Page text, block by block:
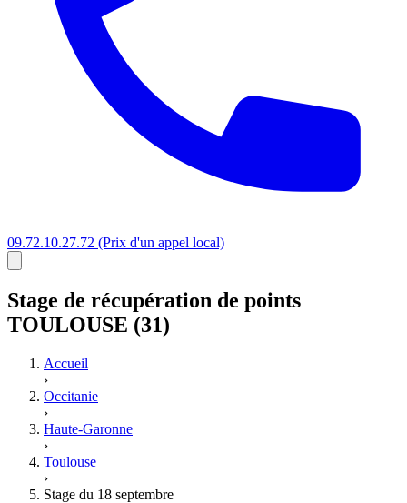
09.72.10.27.72 (Prix d'un appel local)
Stage de récupération de points
TOULOUSE (31)
Accueil
›
Occitanie
›
Haute-Garonne
›
Toulouse
›
Stage du 18 septembre